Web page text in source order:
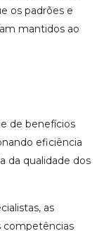
os padrões e
mantidos ao
de benefícios
eficiência
da qualidade dos
as
competências